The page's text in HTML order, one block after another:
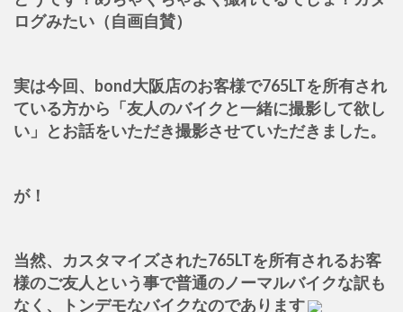
ログみたい（自画自賛）
実は今回、bond大阪店のお客様で765LTを所有され
ている方から「友人のバイクと一緒に撮影して欲し
い」とお話をいただき撮影させていただきました。
が！
当然、カスタマイズされた765LTを所有されるお客
様のご友人という事で普通のノーマルバイクな訳も
なく、トンデモなバイクなのであります